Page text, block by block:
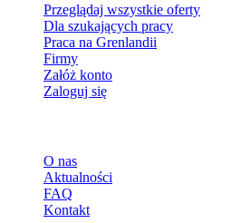
Przeglądaj wszystkie oferty
Dla szukających pracy
Praca na Grenlandii
Firmy
Załóż konto
Zaloguj się
O nas
Aktualności
FAQ
Kontakt